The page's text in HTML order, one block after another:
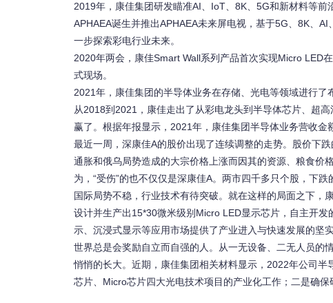
2019年，康佳集团研发瞄准AI、IoT、8K、5G和新材料等
APHAEA诞生并推出APHAEA未来屏电视，基于5G、8K、
一步探索彩电行业未来。
2020年两会，康佳Smart Wall系列产品首次实现Micro LED
式现场。
2021年，康佳集团的半导体业务在存储、光电等领域进行了
从2018到2021，康佳走出了从彩电龙头到半导体芯片、超
赢了。根据年报显示，2021年，康佳集团半导体业务营收金
最近一周，深康佳A的股价出现了连续调整的走势。股价下
通胀和俄乌局势造成的大宗价格上涨而因其的资源、粮食价
为，“受伤”的也不仅仅是深康佳A。两市四千多只个股，下跌
国际局势不稳，行业技术有待突破。就在这样的局面之下，
设计并生产出15*30微米级别Micro LED显示芯片，自主开
示、沉浸式显示等应用市场提供了产业进入与快速发展的坚实
世界总是会奖励自立而自强的人。从一无设备、二无人员的
悄悄的长大。近期，康佳集团相关材料显示，2022年公司
芯片、Micro芯片四大光电技术项目的产业化工作；二是确